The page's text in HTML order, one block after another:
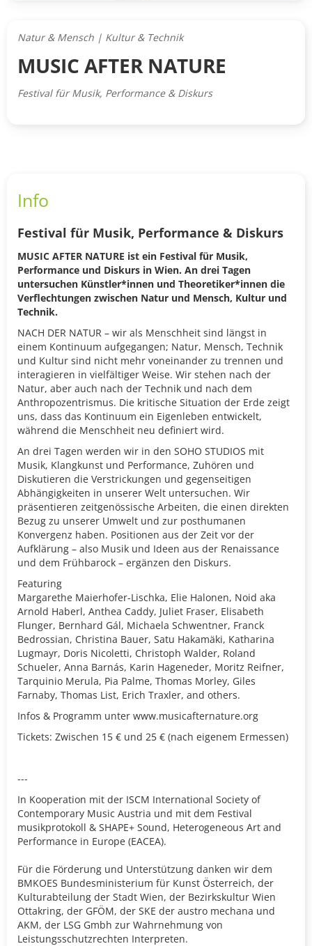
Natur & Mensch | Kultur & Technik
MUSIC AFTER NATURE
Festival für Musik, Performance & Diskurs
Info
Festival für Musik, Performance & Diskurs
MUSIC AFTER NATURE ist ein Festival für Musik,
Performance und Diskurs in Wien. An drei Tagen
untersuchen Künstler*innen und Theoretiker*innen die
Verflechtungen zwischen Natur und Mensch, Kultur und
Technik.
NACH DER NATUR – wir als Menschheit sind längst in
einem Kontinuum aufgegangen; Natur, Mensch, Technik
und Kultur sind nicht mehr voneinander zu trennen und
interagieren in vielfältiger Weise. Wir stehen nach der
Natur, aber auch nach der Technik und nach dem
Anthropozentrismus. Die kritische Situation der Erde zeigt
uns, dass das Kontinuum ein Eigenleben entwickelt,
während die Menschheit neu definiert wird.
An drei Tagen werden wir in den SOHO STUDIOS mit
Musik, Klangkunst und Performance, Zuhören und
Diskutieren die Verstrickungen und gegenseitigen
Abhängigkeiten in unserer Welt untersuchen. Wir
präsentieren zeitgenössische Arbeiten, die einen direkten
Bezug zu unserer Umwelt und zur posthumanen
Konvergenz haben. Positionen aus der Zeit vor der
Aufklärung – also Musik und Ideen aus der Renaissance
und dem Frühbarock – ergänzen den Diskurs.
Featuring
Margarethe Maierhofer-Lischka, Elie Halonen, Noid aka
Arnold Haberl, Anthea Caddy, Juliet Fraser, Elisabeth
Flunger, Bernhard Gál, Michaela Schwentner, Franck
Bedrossian, Christina Bauer, Satu Hakamäki, Katharina
Lugmayr, Doris Nicoletti, Christoph Walder, Roland
Schueler, Anna Barnás, Karin Hageneder, Moritz Reifner,
Tarquinio Merula, Pia Palme, Thomas Morley, Giles
Farnaby, Thomas List, Erich Traxler, and others.
Infos & Programm unter www.musicafternature.org
Tickets: Zwischen 15 € und 25 € (nach eigenem Ermessen)
---
In Kooperation mit der ISCM International Society of
Contemporary Music Austria und mit dem Festival
musikprotokoll & SHAPE+ Sound, Heterogeneous Art and
Performance in Europe (EACEA).
Für die Förderung und Unterstützung danken wir dem
BMKOES Bundesministerium für Kunst Österreich, der
Kulturabteilung der Stadt Wien, der Bezirkskultur Wien
Ottakring, der GFÖM, der SKE der austro mechana und
AKM, der LSG Gmbh zur Wahrnehmung von
Leistungsschutzrechten Interpreten.